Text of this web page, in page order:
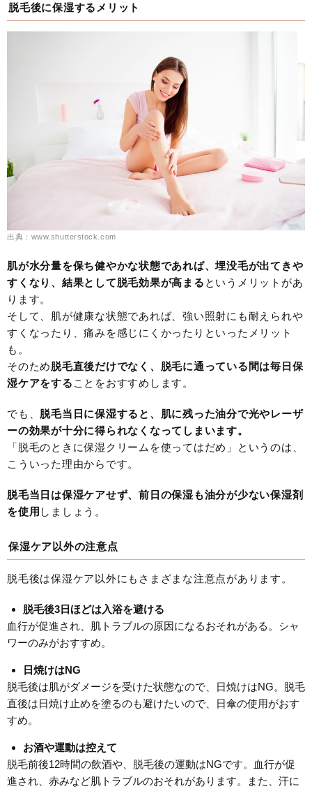
脱毛後に保湿するメリット
出典：www.shutterstock.com
肌が水分量を保ち健やかな状態であれば、埋没毛が出てきや
すくなり、結果として脱毛効果が高まる というメリットがあ
ります。
そして、肌が健康な状態であれば、強い照射にも耐えられや
すくなったり、痛みを感じにくかったりといったメリット
も。
そのため脱毛直後だけでなく、脱毛に通っている間は毎日保
湿ケアをする ことをおすすめします。
でも、 脱毛当日に保湿すると、肌に残った油分で光やレーザ
ーの効果が十分に得られなくなってしまいます。
「脱毛のときに保湿クリームを使ってはだめ」というのは、
こういった理由からです。
脱毛当日は保湿ケアせず、前日の保湿も油分が少ない保湿剤
を使用 しましょう。
保湿ケア以外の注意点
脱毛後は保湿ケア以外にもさまざまな注意点があります。
脱毛後3日ほどは入浴を避ける
血行が促進され、肌トラブルの原因になるおそれがある。シャ
ワーのみがおすすめ。
日焼けはNG
脱毛後は肌がダメージを受けた状態なので、日焼けはNG。脱毛
直後は日焼け止めを塗るのも避けたいので、日傘の使用がおす
すめ。
お酒や運動は控えて
脱毛前後12時間の飲酒や、脱毛後の運動はNGです。血行が促
進され、赤みなど肌トラブルのおそれがあります。また、汗に